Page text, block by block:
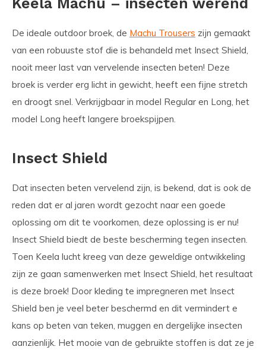
De ideale outdoor broek, de Machu Trousers zijn gemaakt
van een robuuste stof die is behandeld met Insect Shield,
nooit meer last van vervelende insecten beten! Deze
broek is verder erg licht in gewicht, heeft een fijne stretch
en droogt snel. Verkrijgbaar in model Regular en Long, het
model Long heeft langere broekspijpen.
Insect Shield
Dat insecten beten vervelend zijn, is bekend, dat is ook de
reden dat er al jaren wordt gezocht naar een goede
oplossing om dit te voorkomen, deze oplossing is er nu!
Insect Shield biedt de beste bescherming tegen insecten.
Toen Keela lucht kreeg van deze geweldige ontwikkeling
zijn ze gaan samenwerken met Insect Shield, het resultaat
is deze broek! Door kleding te impregneren met Insect
Shield ben je veel beter beschermd en dit vermindert e
kans op beten van teken, muggen en dergelijke insecten
aanzienlijk. Het mooie van de gebruikte stoffen is dat ze je